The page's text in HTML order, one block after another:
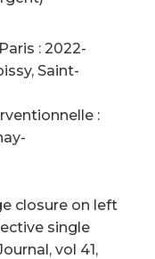
: 2022-
Saint-
:
closure on left
single
vol 41,